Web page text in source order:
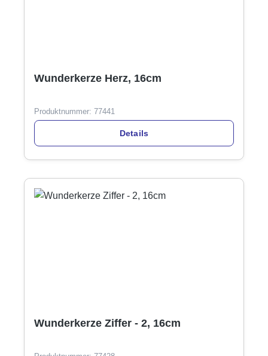
Wunderkerze Herz, 16cm
Produktnummer: 77441
Details
Wunderkerze Ziffer - 2, 16cm